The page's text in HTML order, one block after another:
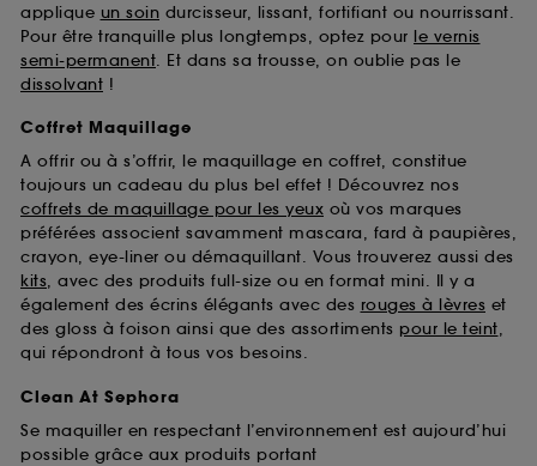
applique un soin durcisseur, lissant, fortifiant ou nourrissant.
Pour être tranquille plus longtemps, optez pour le vernis
semi-permanent. Et dans sa trousse, on oublie pas le
dissolvant !
Coffret Maquillage
A offrir ou à s’offrir, le maquillage en coffret, constitue
toujours un cadeau du plus bel effet ! Découvrez nos
coffrets de maquillage pour les yeux où vos marques
préférées associent savamment mascara, fard à paupières,
crayon, eye-liner ou démaquillant. Vous trouverez aussi des
kits, avec des produits full-size ou en format mini. Il y a
également des écrins élégants avec des rouges à lèvres et
des gloss à foison ainsi que des assortiments pour le teint,
qui répondront à tous vos besoins.
Clean At Sephora
Se maquiller en respectant l’environnement est aujourd’hui
possible grâce aux produits portant